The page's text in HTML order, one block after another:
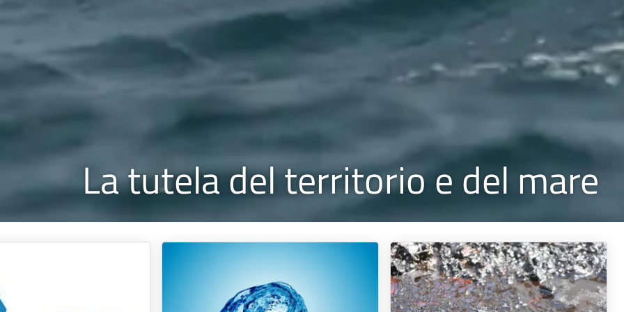
La tutela del territorio e del mare